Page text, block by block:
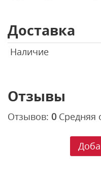
Доставка
Наличие
Отзывы
Отзывов: 0 Средняя